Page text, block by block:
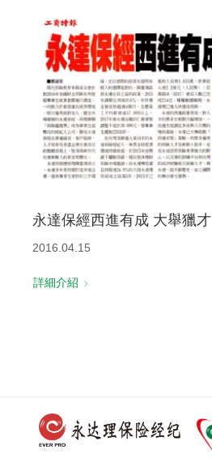
永達保經西進有成 大舉獵才
2016.04.15
詳細介紹